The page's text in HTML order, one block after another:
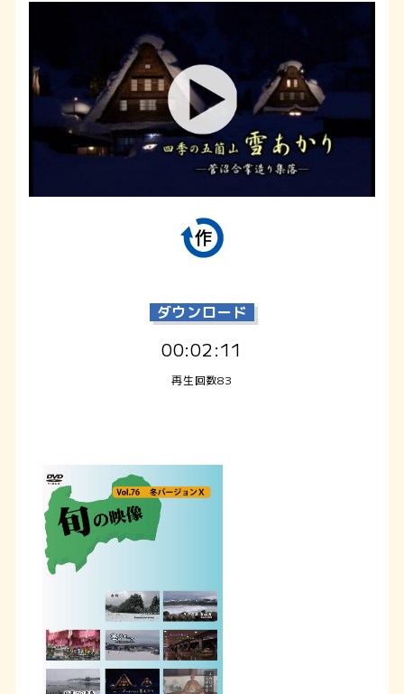
ダウンロード
00:02:11
再生回数83